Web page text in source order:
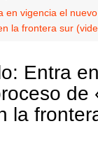
en vigencia el
la frontera sur
Entra
de
la